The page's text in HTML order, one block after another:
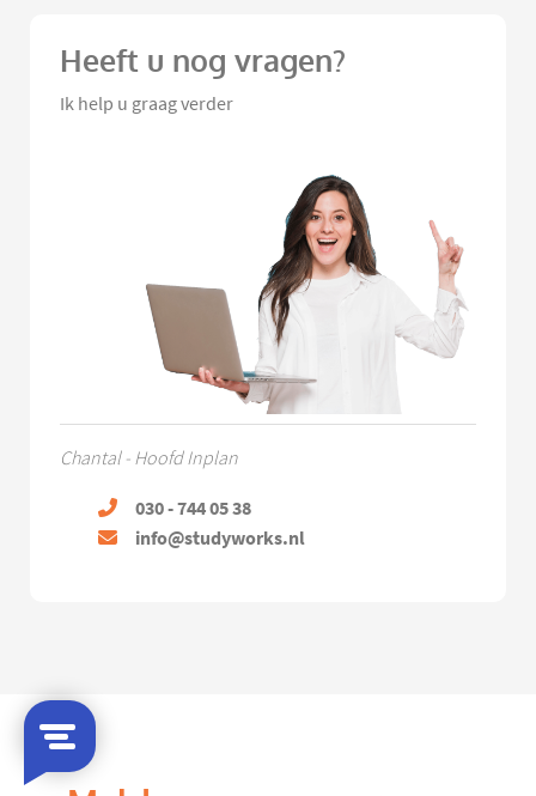
Heeft u nog vragen?
Ik help u graag verder
Chantal - Hoofd Inplan
030 - 744 05 38
info@studyworks.nl